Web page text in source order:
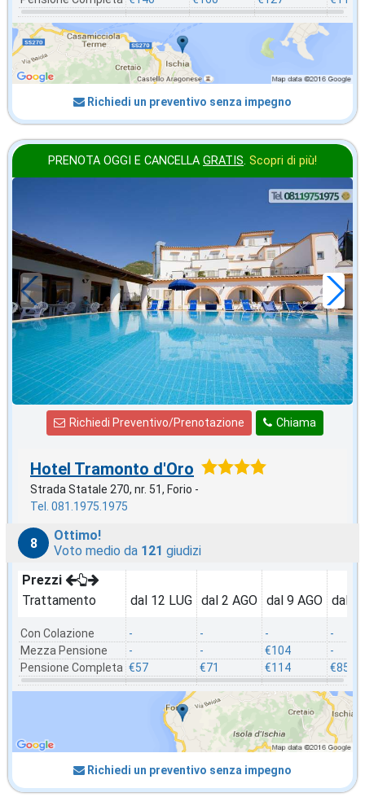
Richiedi un preventivo senza impegno
PRENOTA OGGI E CANCELLA GRATIS. Scopri di più!
in offerta da
€57,00
a notte
Chiama
Richiedi Preventivo/Prenotazione
Hotel Tramonto d'Oro
Strada Statale 270, nr. 51, Forio -
Tel. 081.1975.1975
8
Ottimo!
Voto medio da 121 giudizi
Prezzi
Trattamento
Con Colazione
Mezza Pensione
Pensione Completa
dal 12 LUG
-
-
€57
dal 2 AGO
-
-
€71
dal 9 AGO
-
€104
€114
dal
-
-
€85
Richiedi un preventivo senza impegno